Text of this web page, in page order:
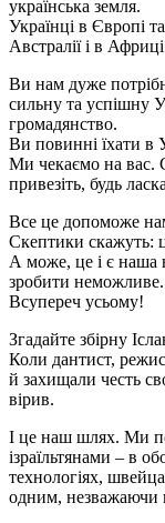
українська земля.
Українці в Європі
Австралії і в
Ви нам дуже
сильну та успішну
громадянство.
Ви повинні їхати в
Ми чекаємо на вас.
привезіть, будь
Все це допоможе
Скептики скажуть:
А може, це і є наша
зробити неможливе.
Всупереч усьому!
Згадайте збірну
Коли дантист,
й захищали честь
вірив.
І це наш шлях. Ми
ізраїльтянами – в
технологіях,
одним, незважаючи